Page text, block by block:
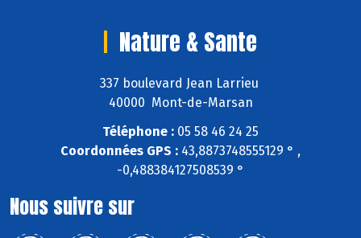
Nature & Sante
337 boulevard Jean Larrieu
40000 Mont-de-Marsan
Téléphone : 05 58 46 24 25
Coordonnées GPS : 43,8873748555129 ° ,
-0,488384127508539 °
Nous suivre sur